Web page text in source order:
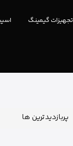
تجهیزات گیمینگ
پربازدیدترین ها